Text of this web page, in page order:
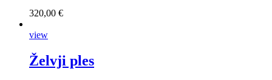
320,00 €
view
Želvji ples